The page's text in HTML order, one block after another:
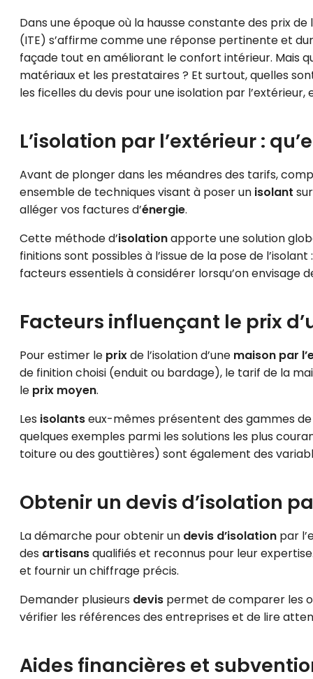
Dans une époque où la hausse constante des prix de
(ITE) s’affirme comme une réponse pertinente et
façade tout en améliorant le confort intérieur. Mais
matériaux et les prestataires ? Et surtout, quelles
les ficelles du devis pour une isolation par
L’isolation par l’extérieur :
Avant de plonger dans les méandres des tarifs,
ensemble de techniques visant à poser un isolant
alléger vos factures d’énergie.
Cette méthode d’isolationapporte une solution
finitions sont possibles à l’issue de la pose de
facteurs essentiels à considérer lorsqu’on envisage
Facteurs influençant le prix
Pour estimer le prixde l’isolation d’une maison par
de finition choisi (enduit ou bardage), le tarif de la
le prix moyen.
Les isolantseux-mêmes présentent des gammes
quelques exemples parmi les solutions les plus
toiture ou des gouttières) sont également des
Obtenir un devis d’isolation
La démarche pour obtenir un devis d’isolation par
des artisansqualifiés et reconnus pour leur
et fournir un chiffrage précis.
Demander plusieurs devis permet de comparer les
vérifier les références des entreprises et de lire
Aides financières et